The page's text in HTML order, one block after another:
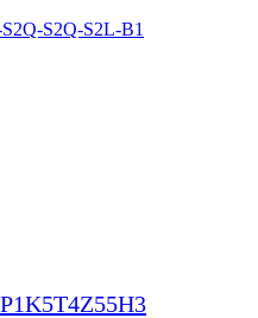
S2Q-S2L-B1